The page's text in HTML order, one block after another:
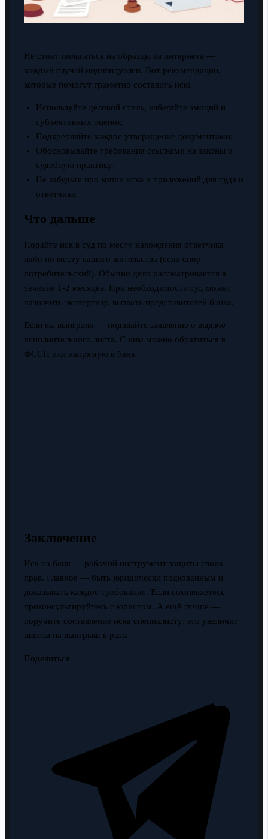
Не стоит полагаться на образцы из интернета —
каждый случай индивидуален. Вот рекомендации,
которые помогут грамотно составить иск:
Используйте деловой стиль, избегайте эмоций и
субъективных оценок;
Подкрепляйте каждое утверждение документами;
Обосновывайте требования ссылками на законы и
судебную практику;
Не забудьте про копии иска и приложений для суда и
ответчика.
Что дальше
Подайте иск в суд по месту нахождения ответчика
либо по месту вашего жительства (если спор
потребительский). Обычно дело рассматривается в
течение 1-2 месяцев. При необходимости суд может
назначить экспертизу, вызвать представителей банка.
Если вы выиграли — подавайте заявление о выдаче
исполнительного листа. С ним можно обратиться в
ФССП или напрямую в банк.
Заключение
Иск на банк — рабочий инструмент защиты своих
прав. Главное — быть юридически подкованным и
доказывать каждое требование. Если сомневаетесь —
проконсультируйтесь с юристом. А ещё лучше —
поручите составление иска специалисту: это увеличит
шансы на выигрыш в разы.
Поделиться